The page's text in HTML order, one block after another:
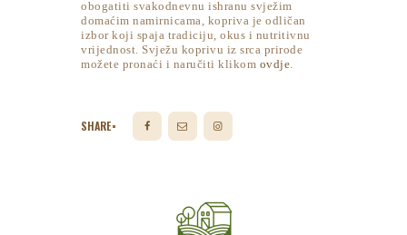
obogatiti svakodnevnu ishranu svježim
domaćim namirnicama, kopriva je odličan
izbor koji spaja tradiciju, okus i nutritivnu
vrijednost. Svježu koprivu iz srca prirode
možete pronaći i naručiti klikom ovdje
SHARE